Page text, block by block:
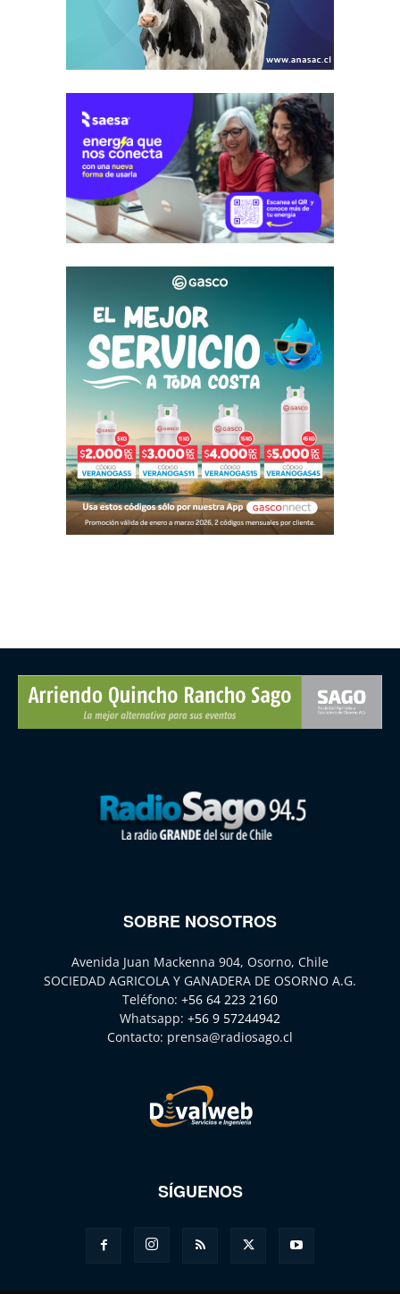
SOBRE NOSOTROS
Avenida Juan Mackenna 904, Osorno, Chile
SOCIEDAD AGRICOLA Y GANADERA DE OSORNO A.G.
Teléfono: +56 64 223 2160
Whatsapp: +56 9 57244942
Contacto: prensa@radiosago.cl
SÍGUENOS